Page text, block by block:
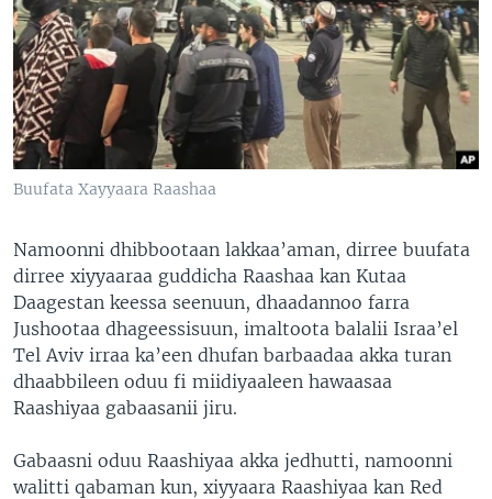
Buufata Xayyaara Raashaa
Namoonni dhibbootaan lakkaa’aman, dirree buufata
dirree xiyyaaraa guddicha Raashaa kan Kutaa
Daagestan keessa seenuun, dhaadannoo farra
Jushootaa dhageessisuun, imaltoota balalii Israa’el
Tel Aviv irraa ka’een dhufan barbaadaa akka turan
dhaabbileen oduu fi miidiyaaleen hawaasaa
Raashiyaa gabaasanii jiru.
Gabaasni oduu Raashiyaa akka jedhutti, namoonni
walitti qabaman kun, xiyyaara Raashiyaa kan Red